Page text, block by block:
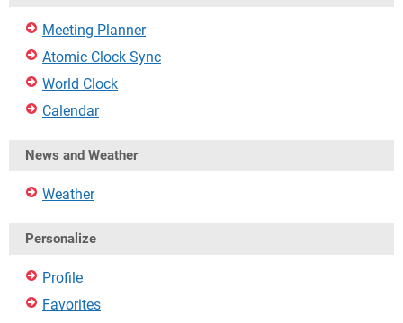
Meeting Planner
Atomic Clock Sync
World Clock
Calendar
News and Weather
Weather
Personalize
Profile
Favorites